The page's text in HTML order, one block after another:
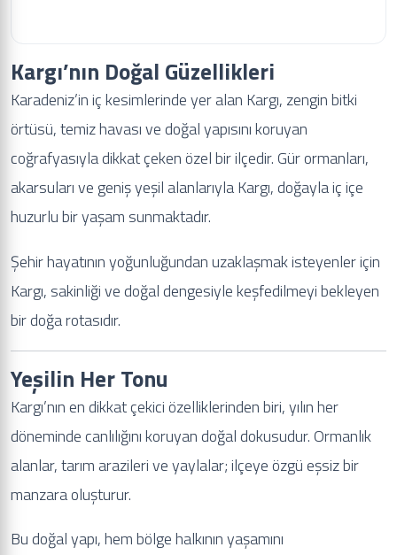
Kargı’nın Doğal Güzellikleri
Karadeniz’in iç kesimlerinde yer alan Kargı, zengin bitki
örtüsü, temiz havası ve doğal yapısını koruyan
coğrafyasıyla dikkat çeken özel bir ilçedir. Gür ormanları,
akarsuları ve geniş yeşil alanlarıyla Kargı, doğayla iç içe
huzurlu bir yaşam sunmaktadır.
Şehir hayatının yoğunluğundan uzaklaşmak isteyenler için
Kargı, sakinliği ve doğal dengesiyle keşfedilmeyi bekleyen
bir doğa rotasıdır.
Yeşilin Her Tonu
Kargı’nın en dikkat çekici özelliklerinden biri, yılın her
döneminde canlılığını koruyan doğal dokusudur. Ormanlık
alanlar, tarım arazileri ve yaylalar; ilçeye özgü eşsiz bir
manzara oluşturur.
Bu doğal yapı, hem bölge halkının yaşamını